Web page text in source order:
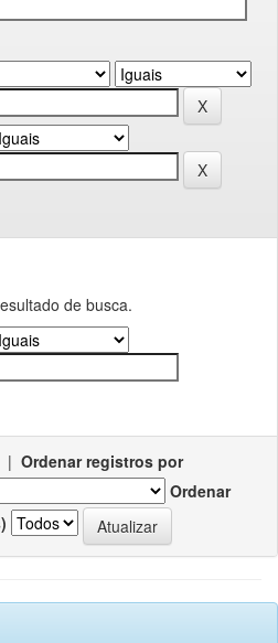
de busca.
| Ordenar registros por
Ordenar